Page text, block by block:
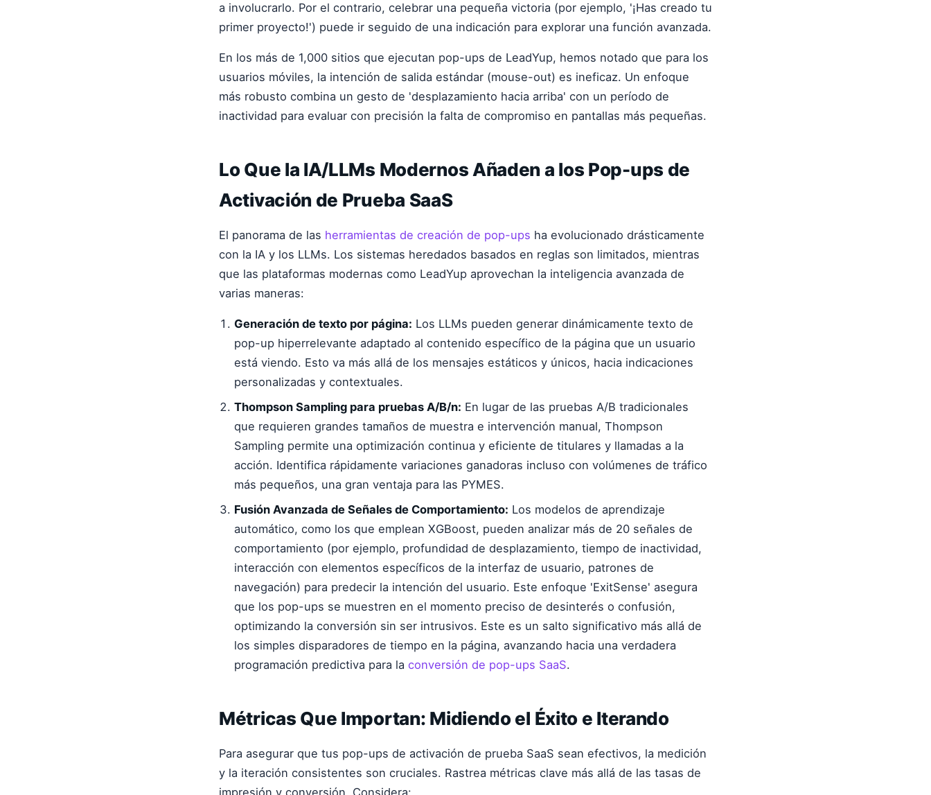
a involucrarlo. Por el contrario, celebrar una pequeña victoria (por ejemplo, '¡Has creado tu
primer proyecto!') puede ir seguido de una indicación para explorar una función avanzada.
En los más de 1,000 sitios que ejecutan pop-ups de LeadYup, hemos notado que para los
usuarios móviles, la intención de salida estándar (mouse-out) es ineficaz. Un enfoque
más robusto combina un gesto de 'desplazamiento hacia arriba' con un período de
inactividad para evaluar con precisión la falta de compromiso en pantallas más pequeñas.
Lo Que la IA/LLMs Modernos Añaden a los Pop-ups de
Activación de Prueba SaaS
El panorama de las herramientas de creación de pop-ups ha evolucionado drásticamente
con la IA y los LLMs. Los sistemas heredados basados en reglas son limitados, mientras
que las plataformas modernas como LeadYup aprovechan la inteligencia avanzada de
varias maneras:
Generación de texto por página: Los LLMs pueden generar dinámicamente texto de
pop-up hiperrelevante adaptado al contenido específico de la página que un usuario
está viendo. Esto va más allá de los mensajes estáticos y únicos, hacia indicaciones
personalizadas y contextuales.
Thompson Sampling para pruebas A/B/n: En lugar de las pruebas A/B tradicionales
que requieren grandes tamaños de muestra e intervención manual, Thompson
Sampling permite una optimización continua y eficiente de titulares y llamadas a la
acción. Identifica rápidamente variaciones ganadoras incluso con volúmenes de tráfico
más pequeños, una gran ventaja para las PYMES.
Fusión Avanzada de Señales de Comportamiento: Los modelos de aprendizaje
automático, como los que emplean XGBoost, pueden analizar más de 20 señales de
comportamiento (por ejemplo, profundidad de desplazamiento, tiempo de inactividad,
interacción con elementos específicos de la interfaz de usuario, patrones de
navegación) para predecir la intención del usuario. Este enfoque 'ExitSense' asegura
que los pop-ups se muestren en el momento preciso de desinterés o confusión,
optimizando la conversión sin ser intrusivos. Este es un salto significativo más allá de
los simples disparadores de tiempo en la página, avanzando hacia una verdadera
programación predictiva para la conversión de pop-ups SaaS.
Métricas Que Importan: Midiendo el Éxito e Iterando
Para asegurar que tus pop-ups de activación de prueba SaaS sean efectivos, la medición
y la iteración consistentes son cruciales. Rastrea métricas clave más allá de las tasas de
impresión y conversión. Considera: